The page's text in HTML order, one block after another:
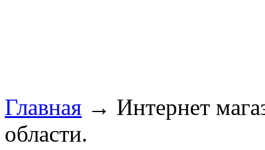
Главная → Интернет
области.